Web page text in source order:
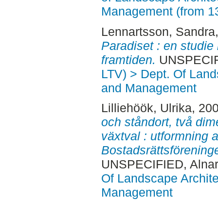
Management (from
Lennartsson, Sandra
Paradiset : en
framtiden.
LTV) > Dept. Of
and Management
Lilliehöök, Ulrika,
och ståndort, två
växtval : utformning
UNSPECIFIED,
Of Landscape
Management